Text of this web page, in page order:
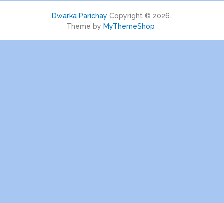
Dwarka Parichay Copyright © 2026.
Theme by MyThemeShop